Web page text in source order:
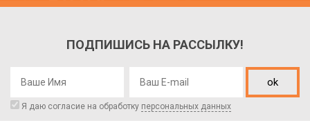
ПОДПИШИСЬ НА РАССЫЛКУ!
ok
Я даю согласие на обработку персональных данных